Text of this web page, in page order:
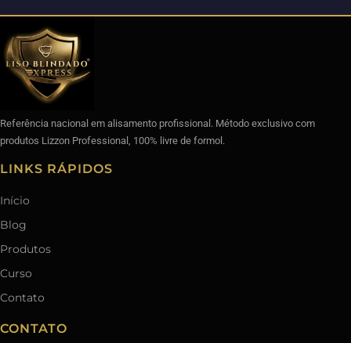
Referência nacional em alisamento profissional. Método exclusivo com
produtos Lizzon Professional, 100% livre de formol.
LINKS RÁPIDOS
Início
Blog
Produtos
Curso
Contato
CONTATO